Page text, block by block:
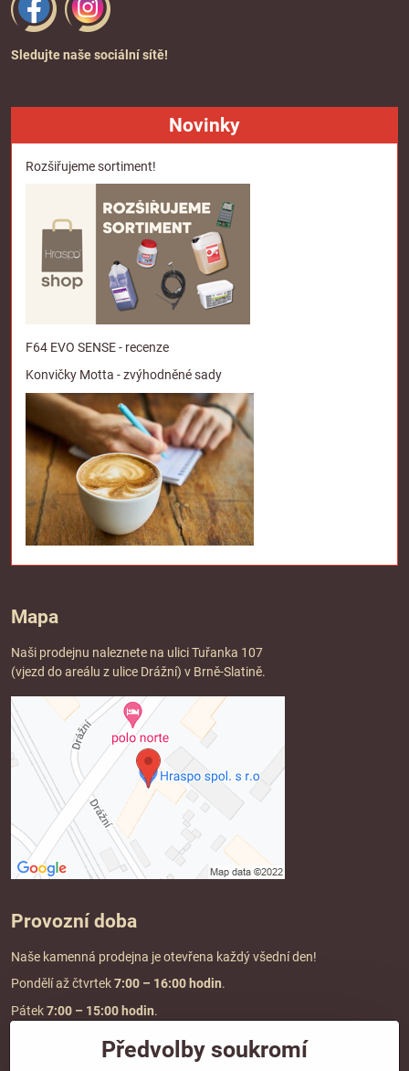
Sledujte naše sociální sítě!
Novinky
Rozšiřujeme sortiment!
F64 EVO SENSE - recenze
Konvičky Motta - zvýhodněné sady
Mapa
Naši prodejnu naleznete na ulici Tuřanka 107
(vjezd do areálu z ulice Drážní) v Brně-Slatině.
Provozní doba
Naše kamenná prodejna je otevřena každý všední den!
Pondělí až čtvrtek7:00 – 16:00 hodin.
Pátek7:00 – 15:00 hodin.
Předvolby soukromí